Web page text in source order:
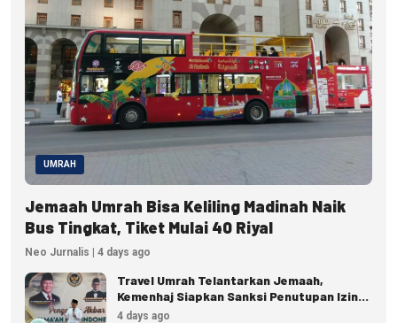
UMRAH
Jemaah Umrah Bisa Keliling Madinah Naik
Bus Tingkat, Tiket Mulai 40 Riyal
Neo Jurnalis | 4 days ago
Travel Umrah Telantarkan Jemaah,
Kemenhaj Siapkan Sanksi Penutupan Izin
hingga Pidana
4 days ago